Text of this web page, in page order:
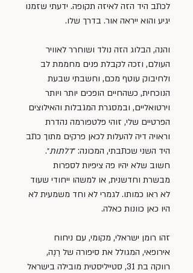
לכתב היד הזה לאיזה תקופה. ידעתי שזמנו
יגיע והוא ייראה אור. בדרך שלו.
והנה, הבלוג הזה נולד ושוחרר לאוויר
העולם, וזכה לקבלת פנים מחממת לב
ולחיבוק עוטף מכם, וחשבתי שבעת
הנוכחית, כשהחיים הופכים יותר ויותר
וירטואליים, ובמסגרת המגבלות והאילוצים
הפרטיים שלי, זוהי פלטפורמה נהדרת
וראויה דיה להעלות לכאן פרקים מתוך כתב
היד השני שכתבתי, המכונה: ״דלתות״.
חשוב שלא יהיו פה ציפיות לספרות
מבשרת וחדשנית, או למשהו ייחודי שעוד
לא ראו כמותו. לגמרי לא וחד משמעית לא
היו כאן כוונות כאלה.
זהו רומן ישראלי, מקומי, עם ניחוח
אירופאי, המגולל את סיפורה של רֶנֶה,
רווקה בת 31, סטייליסטית מובילה בישראל